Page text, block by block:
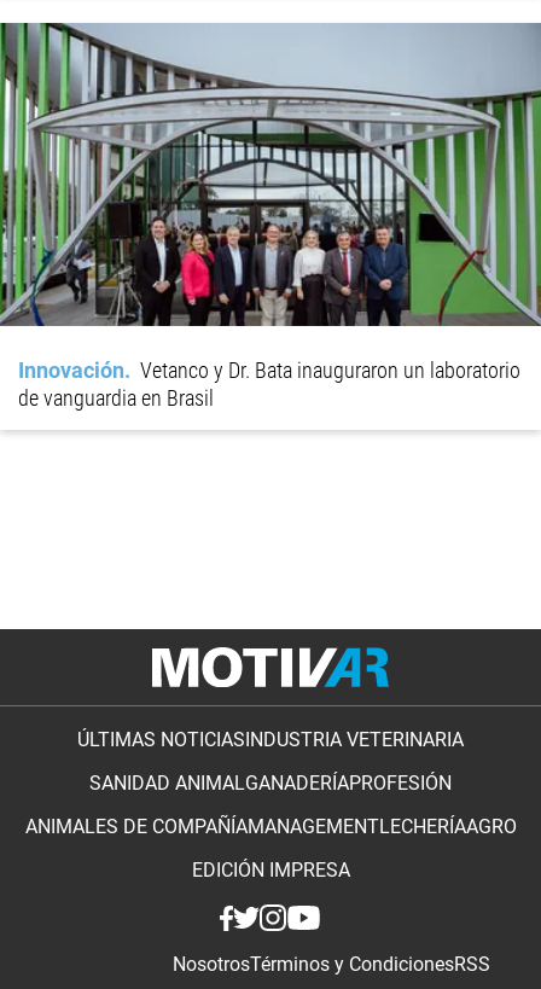
Innovación
Vetanco y Dr. Bata inauguraron un laboratorio
de vanguardia en Brasil
ÚLTIMAS NOTICIAS INDUSTRIA VETERINARIA
SANIDAD ANIMALGANADERÍAPROFESIÓN
ANIMALES DE COMPAÑÍAMANAGEMENTLECHERÍAAGRO
EDICIÓN IMPRESA
NosotrosTérminos y CondicionesRSS